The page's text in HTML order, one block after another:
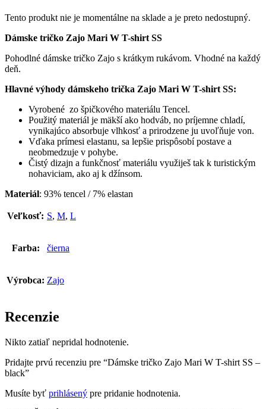
Tento produkt nie je momentálne na sklade a je preto nedostupný.
Dámske tričko Zajo Mari W T-shirt SS
Pohodlné dámske tričko Zajo s krátkym rukávom. Vhodné na každý
deň.
Hlavné výhody dámskeho trička Zajo Mari W T-shirt SS:
Vyrobené zo špičkového materiálu Tencel.
Použitý materiál je mäkší ako hodváb, no príjemne chladí,
vynikajúco absorbuje vlhkosť a prirodzene ju uvoľňuje von.
Vďaka prímesi elastanu, sa lepšie prispôsobí postave a
neobmedzuje v pohybe.
Čistý dizajn a funkčnosť materiálu využiješ tak k turistickým
nohaviciam, ako aj k džínsom.
Materiál: 93% tencel / 7% elastan
Veľkosť: S, M, L
Farba: čierna
Výrobca: Zajo
Recenzie
Nikto zatiaľ nepridal hodnotenie.
Pridajte prvú recenziu pre “Dámske tričko Zajo Mari W T-shirt SS –
black”
Musíte byť prihlásený pre pridanie hodnotenia.